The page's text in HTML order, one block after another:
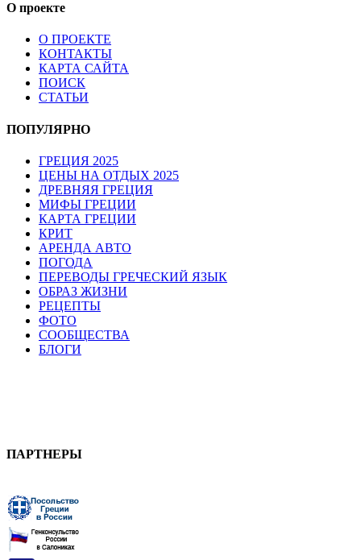
О проекте
О ПРОЕКТЕ
КОНТАКТЫ
КАРТА САЙТА
ПОИСК
СТАТЬИ
ПОПУЛЯРНО
ГРЕЦИЯ 2025
ЦЕНЫ НА ОТДЫХ 2025
ДРЕВНЯЯ ГРЕЦИЯ
МИФЫ ГРЕЦИИ
КАРТА ГРЕЦИИ
КРИТ
АРЕНДА АВТО
ПОГОДА
ПЕРЕВОДЫ ГРЕЧЕСКИЙ ЯЗЫК
ОБРАЗ ЖИЗНИ
РЕЦЕПТЫ
ФОТО
СООБЩЕСТВА
БЛОГИ
ПАРТНЕРЫ